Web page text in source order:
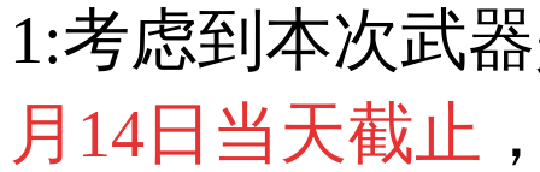
1:考虑到本次武
月14日当天截止